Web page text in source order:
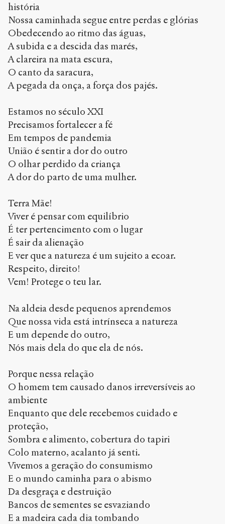
história
Nossa caminhada segue entre perdas e glórias
Obedecendo ao ritmo das águas,
A subida e a descida das marés,
A clareira na mata escura,
O canto da saracura,
A pegada da onça, a força dos pajés.
Estamos no século XXI
Precisamos fortalecer a fé
Em tempos de pandemia
União é sentir a dor do outro
O olhar perdido da criança
A dor do parto de uma mulher.
Terra Mãe!
Viver é pensar com equilíbrio
É ter pertencimento com o lugar
É sair da alienação
E ver que a natureza é um sujeito a ecoar.
Respeito, direito!
Vem! Protege o teu lar.
Na aldeia desde pequenos aprendemos
Que nossa vida está intrínseca a natureza
E um depende do outro,
Nós mais dela do que ela de nós.
Porque nessa relação
O homem tem causado danos irreversíveis ao
ambiente
Enquanto que dele recebemos cuidado e
proteção,
Sombra e alimento, cobertura do tapiri
Colo materno, acalanto já senti.
Vivemos a geração do consumismo
E o mundo caminha para o abismo
Da desgraça e destruição
Bancos de sementes se esvaziando
E a madeira cada dia tombando